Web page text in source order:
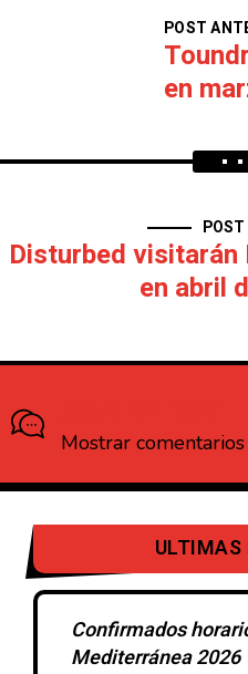
POST
en
Disturbed visitarán
en abril
Mostrar
Confirmados
Mediterránea 2026